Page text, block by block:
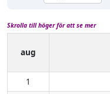
Skrolla till höger för att se mer
aug
1